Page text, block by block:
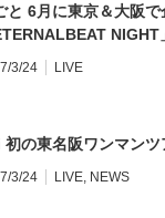
と 6月に東京＆大阪
NIGHT
3/24 LIVE
初の東名阪ワンマンツ
3/24 LIVE, NEWS